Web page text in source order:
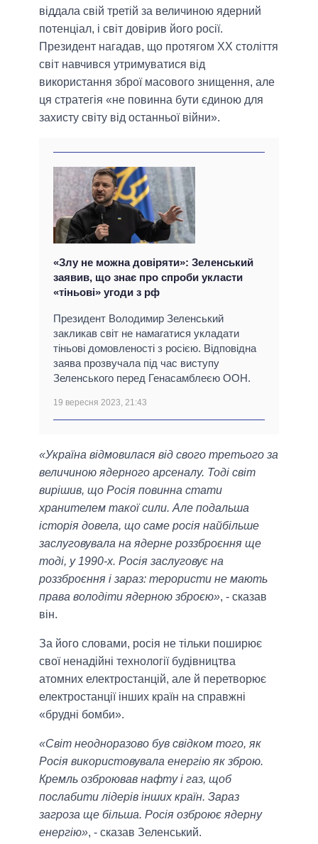
віддала свій третій за величиною ядерний
потенціал, і світ довірив його росії.
Президент нагадав, що протягом ХХ століття
світ навчився утримуватися від
використання зброї масового знищення, але
ця стратегія «не повинна бути єдиною для
захисту світу від останньої війни».
«Злу не можна довіряти»: Зеленський
заявив, що знає про спроби укласти
«тіньові» угоди з рф
Президент Володимир Зеленський
закликав світ не намагатися укладати
тіньові домовленості з росією. Відповідна
заява прозвучала під час виступу
Зеленського перед Генасамблеєю ООН.
19 вересня 2023, 21:43
«Україна відмовилася від свого третього за
величиною ядерного арсеналу. Тоді світ
вирішив, що Росія повинна стати
хранителем такої сили. Але подальша
історія довела, що саме росія найбільше
заслуговувала на ядерне роззброєння ще
тоді, у 1990-х. Росія заслуговує на
роззброєння і зараз: терористи не мають
права володіти ядерною зброєю», - сказав
він.
За його словами, росія не тільки поширює
свої ненадійні технології будівництва
атомних електростанцій, але й перетворює
електростанції інших країн на справжні
«брудні бомби».
«Світ неодноразово був свідком того, як
Росія використовувала енергію як зброю.
Кремль озброював нафту і газ, щоб
послабити лідерів інших країн. Зараз
загроза ще більша. Росія озброює ядерну
енергію», - сказав Зеленський.